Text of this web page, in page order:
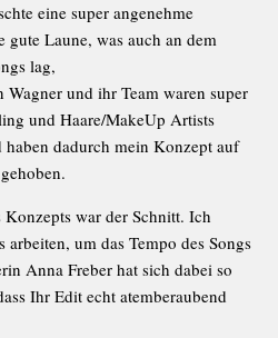
eine super angenehme
gute Laune, was auch an dem
lag,
und ihr Team waren super
und Haare/MakeUp Artists
dadurch mein Konzept auf
war der Schnitt. Ich
arbeiten, um das Tempo des Songs
Anna Freber hat sich dabei so
Ihr Edit echt atemberaubend